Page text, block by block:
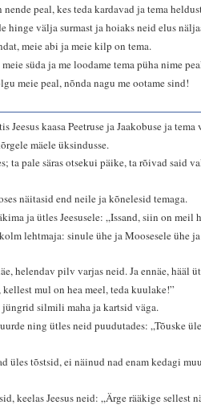
nende peal, kes teda kardavad ja tema
hinge välja surmast ja hoiaks neid elus
meie abi ja meie kilp on tema.
süda ja me loodame tema püha nime
meie peal, nõnda nagu me ootame sind!
Jeesus kaasa Peetruse ja Jaakobuse ja tema
mäele üksindusse.
ta pale säras otsekui päike, ta rõivad said
näitasid end neile ja kõnelesid temaga.
ja ütles Jeesusele: „Issand, siin on meil
lehtmaja: sinule ühe ja Moosesele ühe
helendav pilv varjas neid. Ja ennäe, hääl
kellest mul on hea meel, teda kuulake!”
jüngrid silmili maha ja kartsid väga.
ning ütles neid puudutades: „Tõuske
üles tõstsid, ei näinud nad enam kedagi
keelas Jeesus neid: „Ärge rääkige sellest